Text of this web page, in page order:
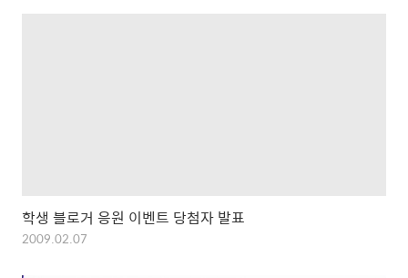
학생 블로거 응원 이벤트 당첨자 발표
2009.02.07